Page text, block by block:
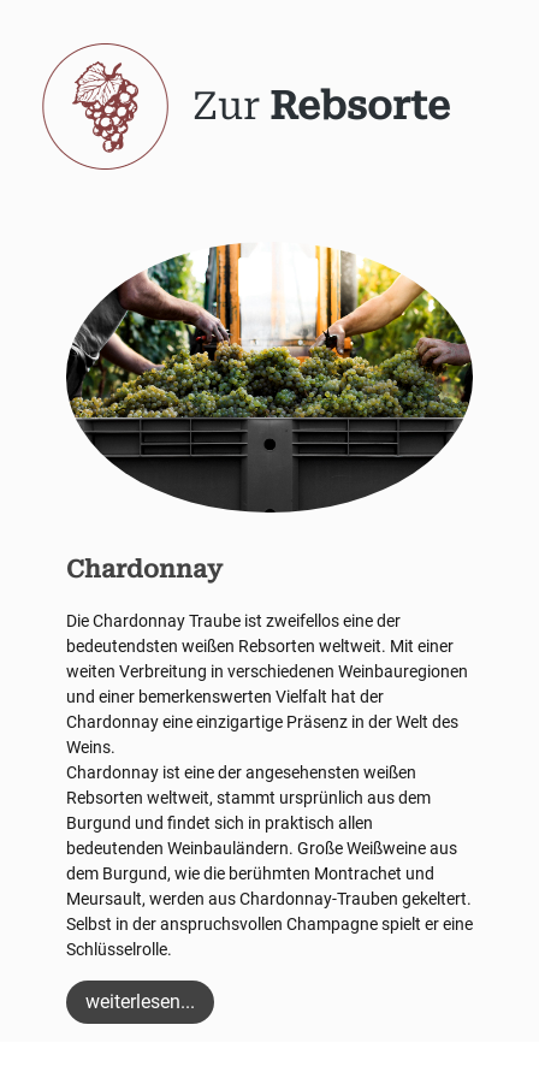
Zur Rebsorte
Chardonnay
Die Chardonnay Traube ist zweifellos eine der
bedeutendsten weißen Rebsorten weltweit. Mit einer
weiten Verbreitung in verschiedenen Weinbauregionen
und einer bemerkenswerten Vielfalt hat der
Chardonnay eine einzigartige Präsenz in der Welt des
Weins.
Chardonnay ist eine der angesehensten weißen
Rebsorten weltweit, stammt ursprünlich aus dem
Burgund und findet sich in praktisch allen
bedeutenden Weinbauländern. Große Weißweine aus
dem Burgund, wie die berühmten Montrachet und
Meursault, werden aus Chardonnay-Trauben gekeltert.
Selbst in der anspruchsvollen Champagne spielt er eine
Schlüsselrolle.
weiterlesen...